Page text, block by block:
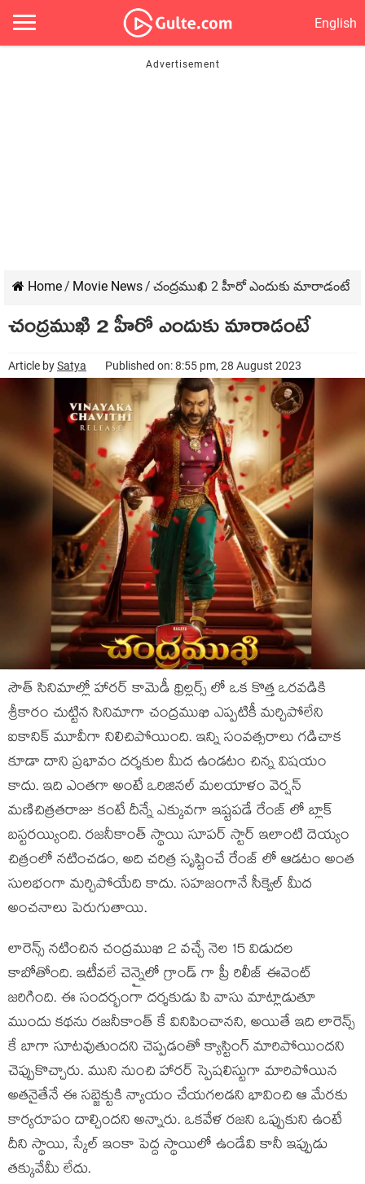
English
Home/ Movie News/ చంద్రముఖి 2 హీరో ఎందుకు మారాడంటే
చంద్రముఖి 2 హీరో ఎందుకు మారాడంటే
Article bySatya Published on: 8:55 pm, 28 August 2023
సౌత్ సినిమాల్లో హారర్ కామెడీ థ్రిల్లర్స్ లో ఒక కొత్త ఒరవడికి
శ్రీకారం చుట్టిన సినిమాగా చంద్రముఖి ఎప్పటికీ మర్చిపోలేని
ఐకానిక్ మూవీగా నిలిచిపోయింది. ఇన్ని సంవత్సరాలు గడిచాక
కూడా దాని ప్రభావం దర్శకుల మీద ఉండటం చిన్న విషయం
కాదు. ఇది ఎంతగా అంటే ఒరిజినల్ మలయాళం వెర్షన్
మణిచిత్రతరాజు కంటే దీన్నే ఎక్కువగా ఇష్టపడే రేంజ్ లో బ్లాక్
బస్టరయ్యింది. రజనీకాంత్ స్థాయి సూపర్ స్టార్ ఇలాంటి దెయ్యం
చిత్రంలో నటించడం, అది చరిత్ర సృష్టించే రేంజ్ లో ఆడటం అంత
సులభంగా మర్చిపోయేది కాదు. సహజంగానే సీక్వెల్ మీద
అంచనాలు పెరుగుతాయి.
లారెన్స్ నటించిన చంద్రముఖి 2 వచ్చే నెల 15 విడుదల
కాబోతోంది. ఇటీవలే చెన్నైలో గ్రాండ్ గా ప్రీ రిలీజ్ ఈవెంట్
జరిగింది. ఈ సందర్భంగా దర్శకుడు పి వాసు మాట్లాడుతూ
ముందు కథను రజనీకాంత్ కే వినిపించానని, అయితే ఇది లారెన్స్
కే బాగా సూటవుతుందని చెప్పడంతో క్యాస్టింగ్ మారిపోయిందని
చెప్పుకొచ్చారు. ముని నుంచి హారర్ స్పెషలిస్టుగా మారిపోయిన
అతనైతేనే ఈ సబ్జెక్టుకి న్యాయం చేయగలడని భావించి ఆ మేరకు
కార్యరూపం దాల్చిందని అన్నారు. ఒకవేళ రజని ఒప్పుకుని ఉంటే
దీని స్థాయి, స్కేల్ ఇంకా పెద్ద స్థాయిలో ఉండేవి కానీ ఇప్పుడు
తక్కువేమీ లేదు.